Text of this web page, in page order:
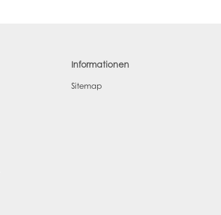
Informationen
Sitemap